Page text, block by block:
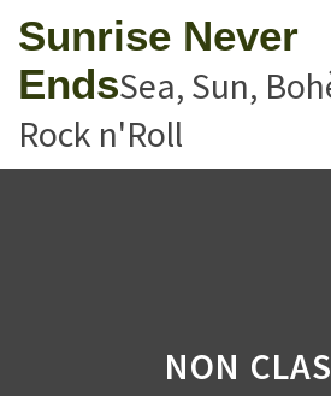
Sunrise Never
EndsSea, Sun,
Rock n'Roll
NON